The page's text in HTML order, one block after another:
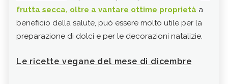
frutta secca, oltre a vantare ottime proprietà a
beneficio della salute, può essere molto utile per la
preparazione di dolci e per le decorazioni natalizie.
Le ricette vegane del mese di dicembre